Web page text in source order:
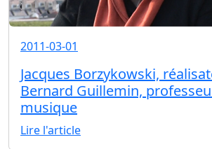
2011-03-01
Jacques Borzykowski,
Bernard Guillemin,
musique
Lire l'article